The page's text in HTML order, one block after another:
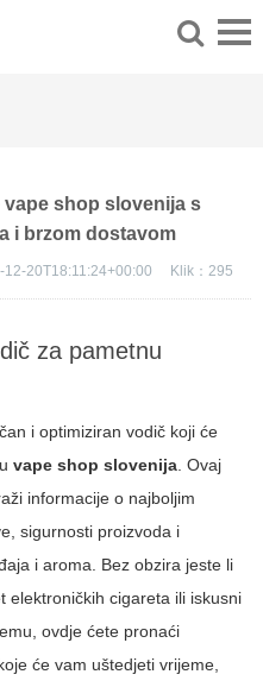
shop slovenija s
i brzom dostavom
12-20T18:11:24+00:00 Klik： 295
za pametnu
i optimiziran vodič koji će
vape shop slovenija. Ovaj
informacije o najboljim
sigurnosti proizvoda i
i aroma. Bez obzira jeste li
elektroničkih cigareta ili iskusni
ovdje ćete pronaći
će vam uštedjeti vrijeme,